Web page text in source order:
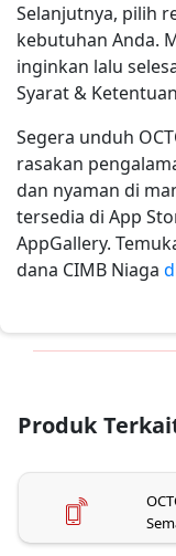
Selanjutnya, pilih
kebutuhan Anda.
inginkan lalu
Syarat &
Segera unduh
rasakan
dan nyaman di
tersedia di App
AppGallery.
dana CIMB Niaga
Produk